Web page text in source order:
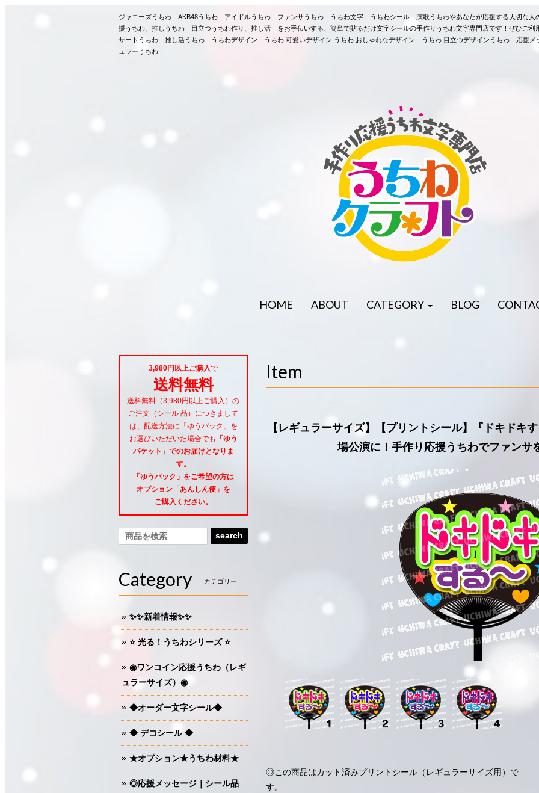
ジャニーズうちわ AKB48うちわ アイドルうちわ ファンサうちわ うちわ文字 うちわシール 演歌うちわやあなたが応援する大切な
援うちわ、推しうちわ 目立つうちわ作り、推し活 をお手伝いする、簡単で貼るだけ文字シールの手作りうちわ文字専門店です！ぜひご
サートうちわ 推し活うちわ うちわデザイン うちわ 可愛いデザイン うちわ おしゃれなデザイン うちわ 目立つデザインうちわ 応援
ュラーうちわ
HOME ABOUT CATEGORY BLOG
Item
【レギュラーサイズ】【プリントシール】『ドキドキ
場公演に！手作り応援うちわでファンサ
◎この商品はカット済みプリントシール（レギュラーサイズ用）で
す。
3,980円以上ご購入で
送料無料
送料無料（3,980円以上ご購入）の
ご注文（シール 品）につきまして
は、配送方法に「ゆうパック」を
お選びいただいた場合でも
「ゆう
パケット」でのお届けとなりま
す。
「ゆうパック」をご希望の方は
オプション「あんしん便」 を
ご購入ください。
search
Category カテゴリー
✨✨新着情報✨✨
⭐️ 光る！うちわシリーズ ⭐️
◉ワンコイン応援うちわ（レギ
ュラーサイズ）◉
◆オーダー文字シール◆
◆ デコシール ◆
★オプション★うちわ材料★
◎応援メッセージ｜シール品